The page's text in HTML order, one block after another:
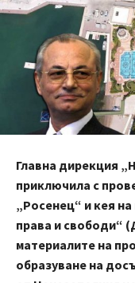
Главна дирекция
приключила с
„Росенец“ и кея
права и свободи“
материалите на
образуване на